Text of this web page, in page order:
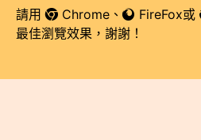
請用
Chrome 、 FireFox或
最佳瀏覽效果，謝謝！